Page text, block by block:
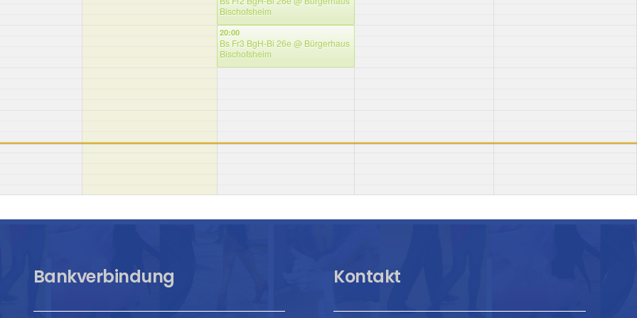
Bischofsheim
20:00
Bs Fr3 BgH-Bi 26e @ Bürgerhaus
Bischofsheim
Bankverbindung Kontakt